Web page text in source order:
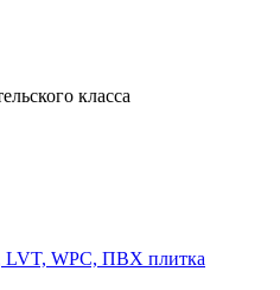
класса
LVT, WPC, ПВХ плитка